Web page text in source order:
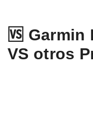
🆚 Garmin
VS otros